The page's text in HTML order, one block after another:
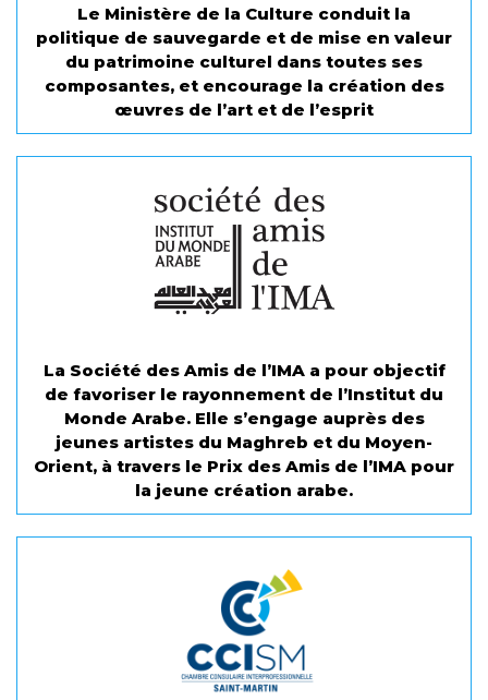
Le Ministère de la Culture conduit la
politique de sauvegarde et de mise en valeur
du patrimoine culturel dans toutes ses
composantes, et encourage la création des
œuvres de l’art et de l’esprit
La Société des Amis de l’IMA a pour objectif
de favoriser le rayonnement de l’Institut du
Monde Arabe. Elle s’engage auprès des
jeunes artistes du Maghreb et du Moyen-
Orient, à travers le Prix des Amis de l’IMA pour
la jeune création arabe.